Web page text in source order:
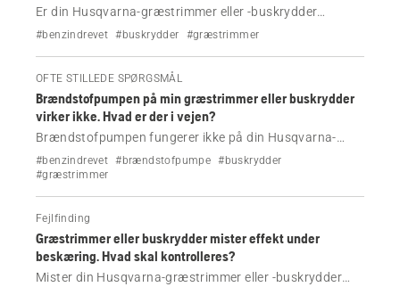
Er din Husqvarna-græstrimmer eller -buskrydder
overophedet, eller mister den kraft? Lær, hvordan du
#benzindrevet #buskrydder #græstrimmer
OFTE STILLEDE SPØRGSMÅL
Brændstofpumpen på min græstrimmer eller buskrydder
virker ikke. Hvad er der i vejen?
Brændstofpumpen fungerer ikke på din Husqvarna-
græstrimmer eller -buskrydder? Lær de mest almindelige
årsager, herunder tilstoppede brændstoftilførsler,
#benzindrevet #brændstofpumpe #buskrydder
#græstrimmer
Fejlfinding
Græstrimmer eller buskrydder mister effekt under
beskæring. Hvad skal kontrolleres?
Mister din Husqvarna-græstrimmer eller -buskrydder